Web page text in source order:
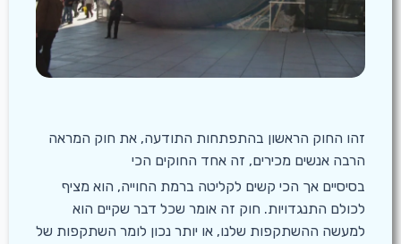
זהו החוק הראשון בהתפתחות התודעה, את חוק המראה
הרבה אנשים מכירים, זה אחד החוקים הכי
בסיסיים אך הכי קשים לקליטה ברמת החוייה, הוא מציף
לכולם התנגדויות. חוק זה אומר שכל דבר שקיים הוא
למעשה ההשתקפות שלנו, או יותר נכון לומר השתקפות של